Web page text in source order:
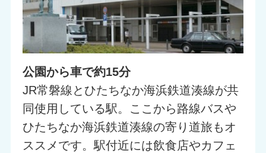
公園から車で約15分
JR常磐線とひたちなか海浜鉄道湊線が共
同使用している駅。ここから路線バスや
ひたちなか海浜鉄道湊線の寄り道旅もオ
ススメです。駅付近には飲食店やカフェ